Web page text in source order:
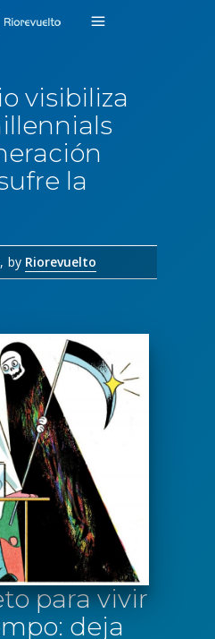
visibiliza
la
by Riorevuelto
para vivir
deja